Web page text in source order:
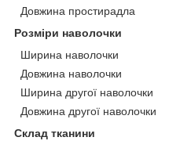
Довжина простирадла
Розміри наволочки
Ширина наволочки
Довжина наволочки
Ширина другої наволочки
Довжина другої наволочки
Склад тканини